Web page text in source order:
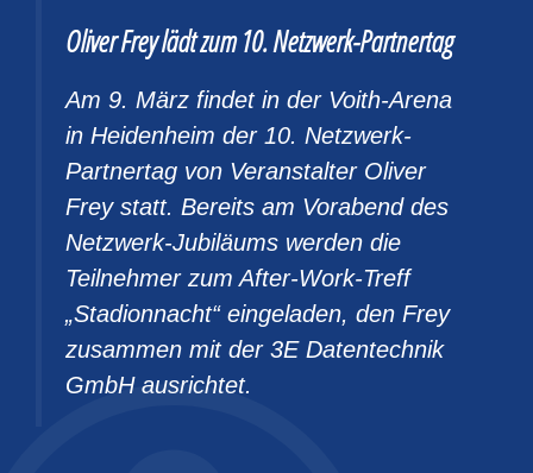
Oliver Frey lädt zum 10. Netzwerk-Partnertag
Am 9. März findet in der Voith-Arena
in Heidenheim der 10. Netzwerk-
Partnertag von Veranstalter Oliver
Frey statt. Bereits am Vorabend des
Netzwerk-Jubiläums werden die
Teilnehmer zum After-Work-Treff
„Stadionnacht“ eingeladen, den Frey
zusammen mit der 3E Datentechnik
GmbH ausrichtet.